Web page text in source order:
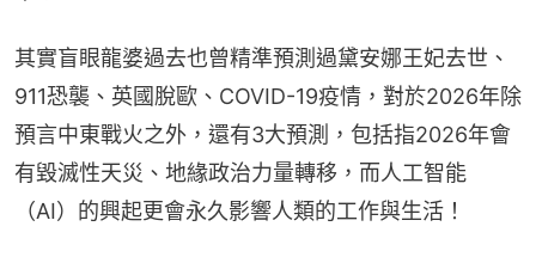
其實盲眼龍婆過去也曾精準預測過黛安娜王妃去世、
911恐襲、英國脫歐、COVID-19疫情，對於2026年除
預言中東戰火之外，還有3大預測，包括指2026年會
有毀滅性天災、地緣政治力量轉移，而人工智能
（AI）的興起更會永久影響人類的工作與生活！